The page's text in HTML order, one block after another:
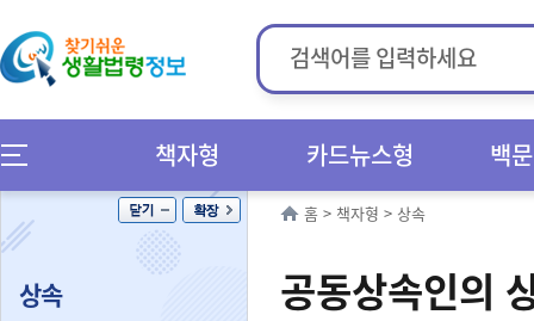
책자형 카드뉴스형 백
상속
홈 > 책자형 > 상속
공동상속인의